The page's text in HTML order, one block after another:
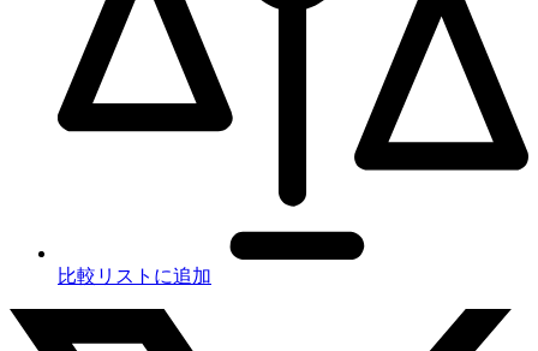
比較リストに追加